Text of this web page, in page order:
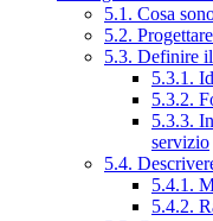
5.1. Cosa
5.2.
5.3. Definire
5.3.1.
5.3.2.
5.3.3.
servizio
5.4.
5.4.1.
5.4.2.